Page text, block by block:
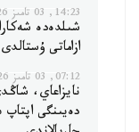
14:23, 03 تامىز 2026
ازاماتى ۇستالدى
07:12, 03 تامىز 2026